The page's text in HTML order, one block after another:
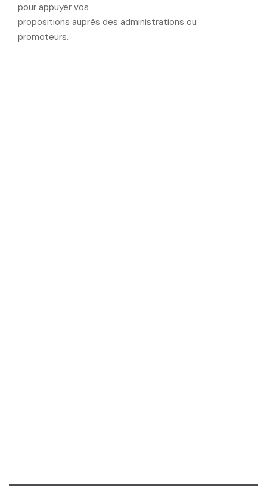
pour appuyer vos
propositions auprès des administrations ou
promoteurs.